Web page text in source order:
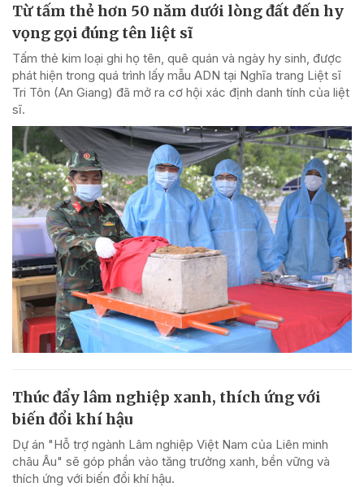
Từ tấm thẻ hơn 50 năm dưới lòng đất đến hy
vọng gọi đúng tên liệt sĩ
Tấm thẻ kim loại ghi họ tên, quê quán và ngày hy sinh, được
phát hiện trong quá trình lấy mẫu ADN tại Nghĩa trang Liệt sĩ
Tri Tôn (An Giang) đã mở ra cơ hội xác định danh tính của liệt
sĩ.
Thúc đẩy lâm nghiệp xanh, thích ứng với
biến đổi khí hậu
Dự án "Hỗ trợ ngành Lâm nghiệp Việt Nam của Liên minh
châu Âu" sẽ góp phần vào tăng trưởng xanh, bền vững và
thích ứng với biến đổi khí hậu.